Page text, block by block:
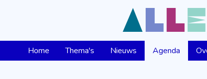
Home Thema's Nieuws Agenda